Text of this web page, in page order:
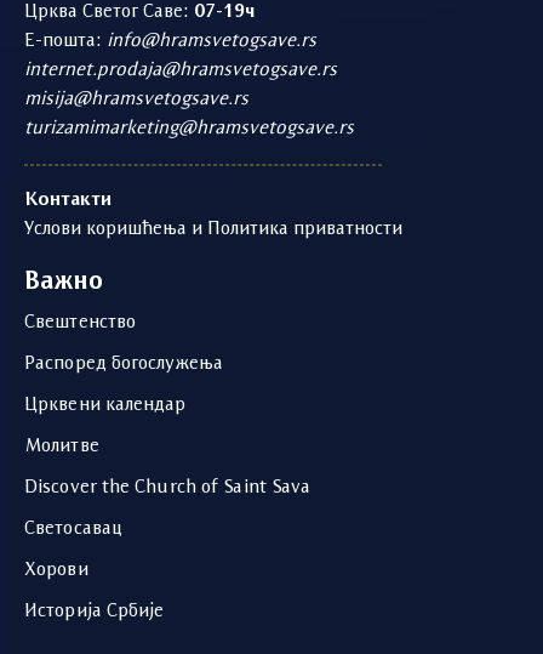
Црква Светог Саве: 07-19ч
Е-пошта: info@hramsvetogsave.rs
internet.prodaja@hramsvetogsave.rs
misija@hramsvetogsave.rs
turizamimarketing@hramsvetogsave.rs
Контакти
Услови коришћења и Политика приватности
Важно
Свештенство
Распоред богослужења
Црквени календар
Молитве
Discover the Church of Saint Sava
Светосавац
Хорови
Историја Србије